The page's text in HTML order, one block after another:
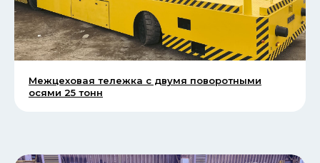
Межцеховая тележка с двумя поворотными
осями 25 тонн